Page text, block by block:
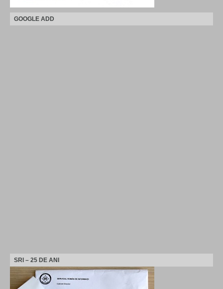
GOOGLE ADD
SRI – 25 DE ANI